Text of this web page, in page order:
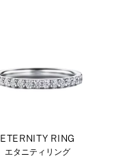
ETERNITY RING
エタニティリング